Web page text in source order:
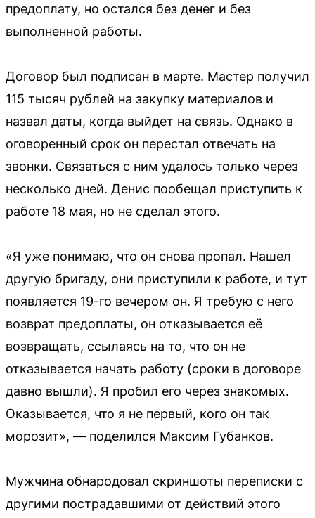
предоплату, но остался без денег и без
выполненной работы.
Договор был подписан в марте. Мастер получил
115 тысяч рублей на закупку материалов и
назвал даты, когда выйдет на связь. Однако в
оговоренный срок он перестал отвечать на
звонки. Связаться с ним удалось только через
несколько дней. Денис пообещал приступить к
работе 18 мая, но не сделал этого.
«Я уже понимаю, что он снова пропал. Нашел
другую бригаду, они приступили к работе, и тут
появляется 19-го вечером он. Я требую с него
возврат предоплаты, он отказывается её
возвращать, ссылаясь на то, что он не
отказывается начать работу (сроки в договоре
давно вышли). Я пробил его через знакомых.
Оказывается, что я не первый, кого он так
морозит», — поделился Максим Губанков.
Мужчина обнародовал скриншоты переписки с
другими пострадавшими от действий этого